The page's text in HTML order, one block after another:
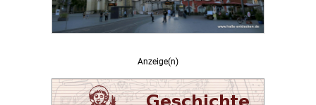
Anzeige(n)